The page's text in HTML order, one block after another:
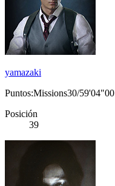
yamazaki
Puntos:Missions30/59'04"00
Posición
39